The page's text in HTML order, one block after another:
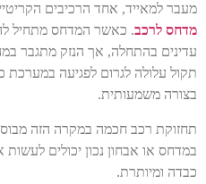
מעבר למאייד, אחד הרכיבים
מדחס לרכב. כאשר המדחס מתחיל
עדינים בהתחלה, אך הנזק מתגבר
תקול עלולה לגרום לפגיעה במערכת
בצורה משמעותית.
תחזוקת רכב חכמה במקרה הזה
במדחס או אבחון נכון יכולים
כבדה ומיותרת.